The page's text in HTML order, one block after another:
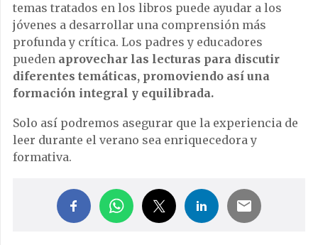
temas tratados en los libros puede ayudar a los
jóvenes a desarrollar una comprensión más
profunda y crítica. Los padres y educadores
pueden aprovechar las lecturas para discutir
diferentes temáticas, promoviendo así una
formación integral y equilibrada.
Solo así podremos asegurar que la experiencia de
leer durante el verano sea enriquecedora y
formativa.